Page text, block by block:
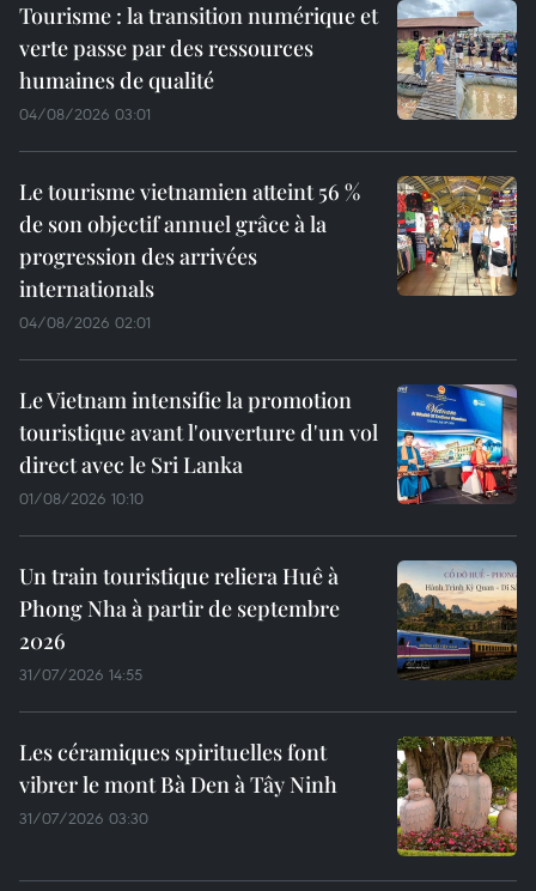
Tourisme : la transition numérique et
verte passe par des ressources
humaines de qualité
04/08/2026 03:01
Le tourisme vietnamien atteint 56 %
de son objectif annuel grâce à la
progression des arrivées
internationals
04/08/2026 02:01
Le Vietnam intensifie la promotion
touristique avant l'ouverture d'un vol
direct avec le Sri Lanka
01/08/2026 10:10
Un train touristique reliera Huê à
Phong Nha à partir de septembre
2026
31/07/2026 14:55
Les céramiques spirituelles font
vibrer le mont Bà Den à Tây Ninh
31/07/2026 03:30